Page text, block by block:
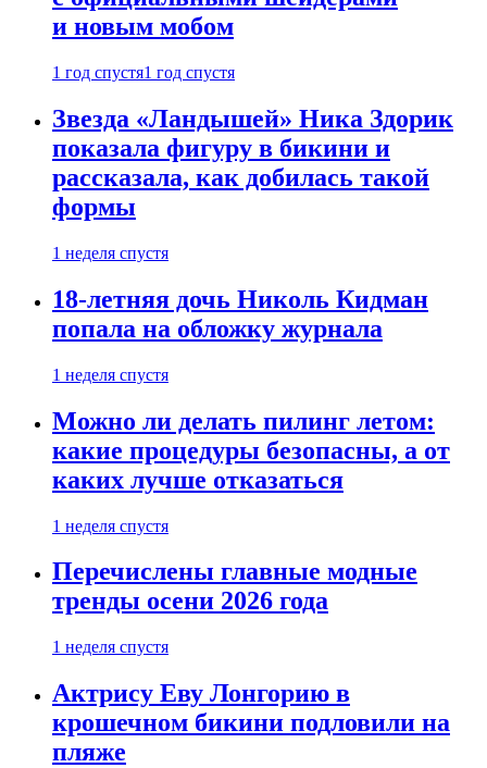
и новым мобом
1 год спустя1 год спустя
Звезда «Ландышей» Ника Здорик
показала фигуру в бикини и
рассказала, как добилась такой
формы
1 неделя спустя
18-летняя дочь Николь Кидман
попала на обложку журнала
1 неделя спустя
Можно ли делать пилинг летом:
какие процедуры безопасны, а от
каких лучше отказаться
1 неделя спустя
Перечислены главные модные
тренды осени 2026 года
1 неделя спустя
Актрису Еву Лонгорию в
крошечном бикини подловили на
пляже